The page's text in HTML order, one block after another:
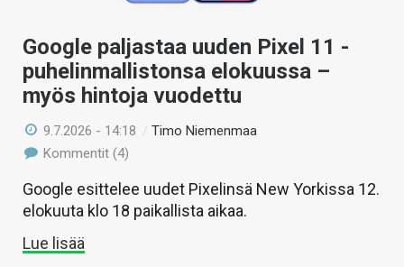
Google paljastaa uuden Pixel 11 -
puhelinmallistonsa elokuussa –
myös hintoja vuodettu
9.7.2026 - 14:18 /Timo Niemenmaa
Kommentit (4)
Google esittelee uudet Pixelinsä New Yorkissa 12.
elokuuta klo 18 paikallista aikaa.
Lue lisää